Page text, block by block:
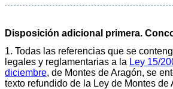
Disposición adicional primera.
1. Todas las referencias que se
legales y reglamentarias a la Ley 15/
diciembre, de Montes de Aragón, se
texto refundido de la Ley de Montes de